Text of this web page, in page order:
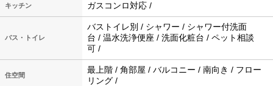
キッチン ガスコンロ対応 /
バス・トイレ
バストイレ別 / シャワー / シャワー付洗面
台 / 温水洗浄便座 / 洗面化粧台 / ペット相談
可 /
住空間
最上階 / 角部屋 / バルコニー / 南向き / フロー
リング /